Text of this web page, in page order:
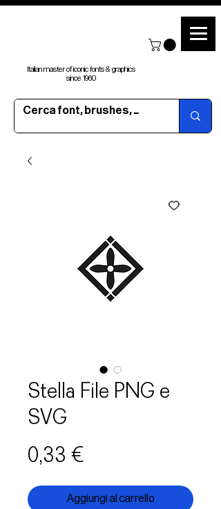
Italian master of iconic fonts & graphics
since 1960
Stella File PNG e
SVG
0,33 €
Aggiungi al carrello